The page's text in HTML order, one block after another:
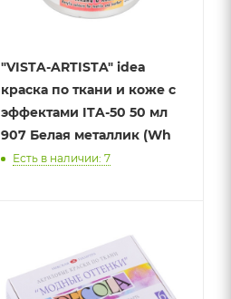
"VISTA-ARTISTA" idea
краска по ткани и коже с
эффектами ITA-50 50 мл
907 Белая металлик (Wh
Есть в наличии: 7